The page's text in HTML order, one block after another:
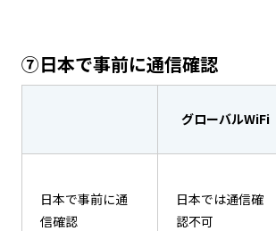
⑦日本で事前に通信確認
グローバルWiFi
日本で事前に通
信確認
日本では通信確
認不可